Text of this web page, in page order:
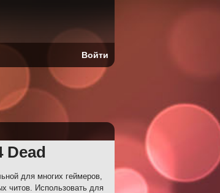
Dead
для многих геймеров,
читов. Использовать для
Войти